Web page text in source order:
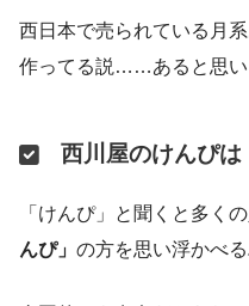
西日本で売られている月
作ってる説……あると思い
西川屋のけんぴは
「けんぴ」と聞くと多く
んぴ」 の方を思い浮かべる